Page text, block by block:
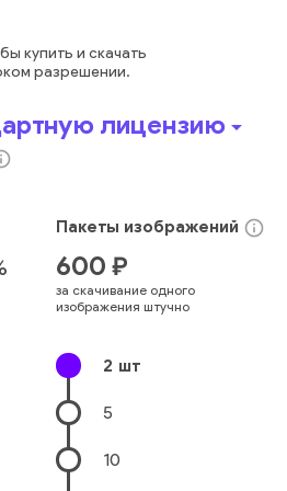
купить и скачать
разрешении.
лицензиюarrow_drop_down
Пакеты изображений info_outline
600 ₽
за скачивание одного
изображения штучно
2 шт
5
10